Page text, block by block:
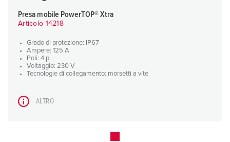
Presa mobile PowerTOP® Xtra
Articolo 14218
Grado di protezione: IP67
Ampere: 125 A
Poli: 4 p
Voltaggio: 230 V
Tecnologie di collegamento: morsetti a vite
ALTRO